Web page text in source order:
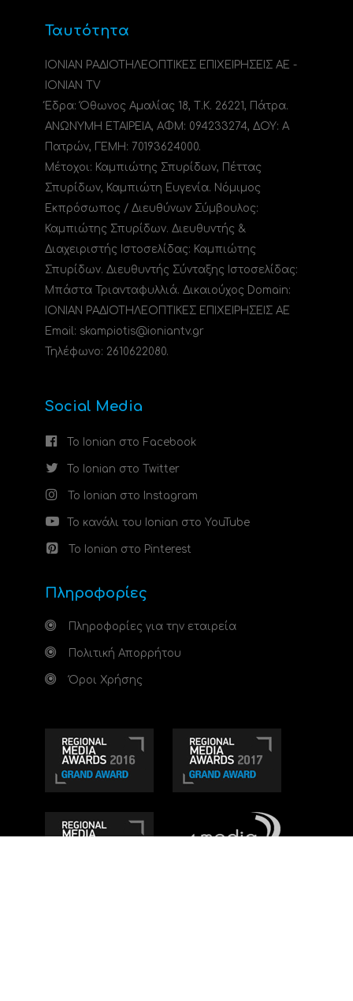
Ταυτότητα
ΙΟΝΙΑΝ ΡΑΔΙΟΤΗΛΕΟΠΤΙΚΕΣ ΕΠΙΧΕΙΡΗΣΕΙΣ ΑΕ -
IONIAN TV
Έδρα: Όθωνος Αμαλίας 18, Τ.Κ. 26221, Πάτρα.
ΑΝΩΝΥΜΗ ΕΤΑΙΡΕΙΑ, ΑΦΜ: 094233274, ΔΟΥ: A
Πατρών, ΓΕΜΗ: 70193624000.
Μέτοχοι: Καμπιώτης Σπυρίδων, Πέττας
Σπυρίδων, Καμπιώτη Ευγενία. Νόμιμος
Εκπρόσωπος / Διευθύνων Σύμβουλος:
Καμπιώτης Σπυρίδων. Διευθυντής &
Διαχειριστής Ιστοσελίδας: Καμπιώτης
Σπυρίδων. Διευθυντής Σύνταξης Ιστοσελίδας:
Μπάστα Τριανταφυλλιά. Δικαιούχος Domain:
ΙΟΝΙΑΝ ΡΑΔΙΟΤΗΛΕΟΠΤΙΚΕΣ ΕΠΙΧΕΙΡΗΣΕΙΣ ΑΕ
Email: skampiotis@ioniantv.gr
Τηλέφωνο: 2610622080.
Social Media
Το Ionian στο Facebook
Το Ionian στο Twitter
Το Ionian στο Instagram
Το κανάλι του Ionian στο YouTube
Το Ionian στο Pinterest
Πληροφορίες
Πληροφορίες για την εταιρεία
Πολιτική Απορρήτου
Όροι Χρήσης